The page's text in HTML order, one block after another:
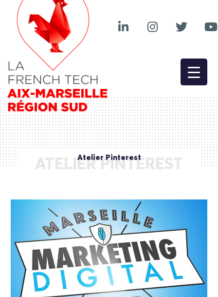
ATELIER PINTEREST
Atelier Pinterest